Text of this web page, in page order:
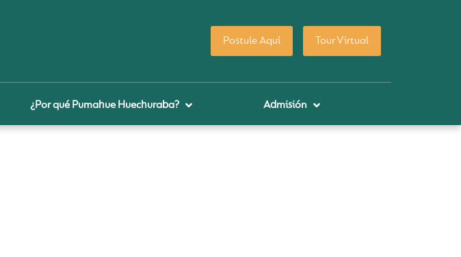
Postule Aquí Tour Virtual
¿Por qué Pumahue Huechuraba? Admisión